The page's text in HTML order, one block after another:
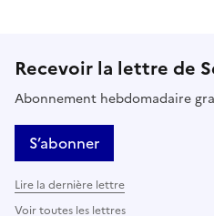
Recevoir la lettre de
Abonnement hebdomadaire
S’abonner
Lire la dernière lettre
Voir toutes les lettres